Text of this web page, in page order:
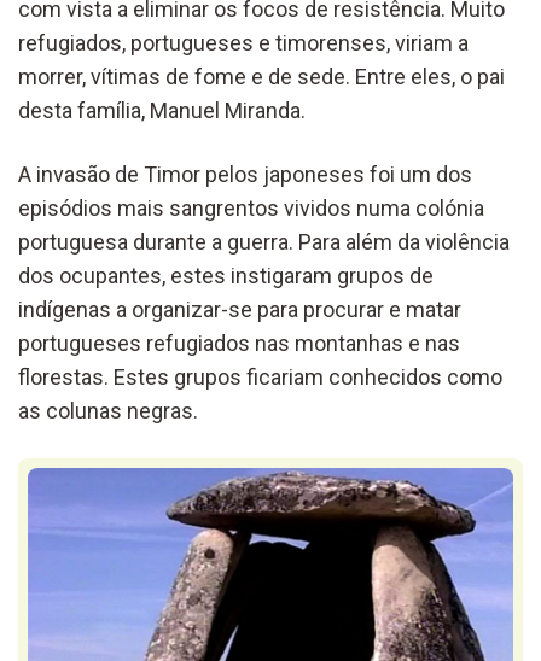
com vista a eliminar os focos de resistência. Muito
refugiados, portugueses e timorenses, viriam a
morrer, vítimas de fome e de sede. Entre eles, o pai
desta família, Manuel Miranda.
A invasão de Timor pelos japoneses foi um dos
episódios mais sangrentos vividos numa colónia
portuguesa durante a guerra. Para além da violência
dos ocupantes, estes instigaram grupos de
indígenas a organizar-se para procurar e matar
portugueses refugiados nas montanhas e nas
florestas. Estes grupos ficariam conhecidos como
as colunas negras.